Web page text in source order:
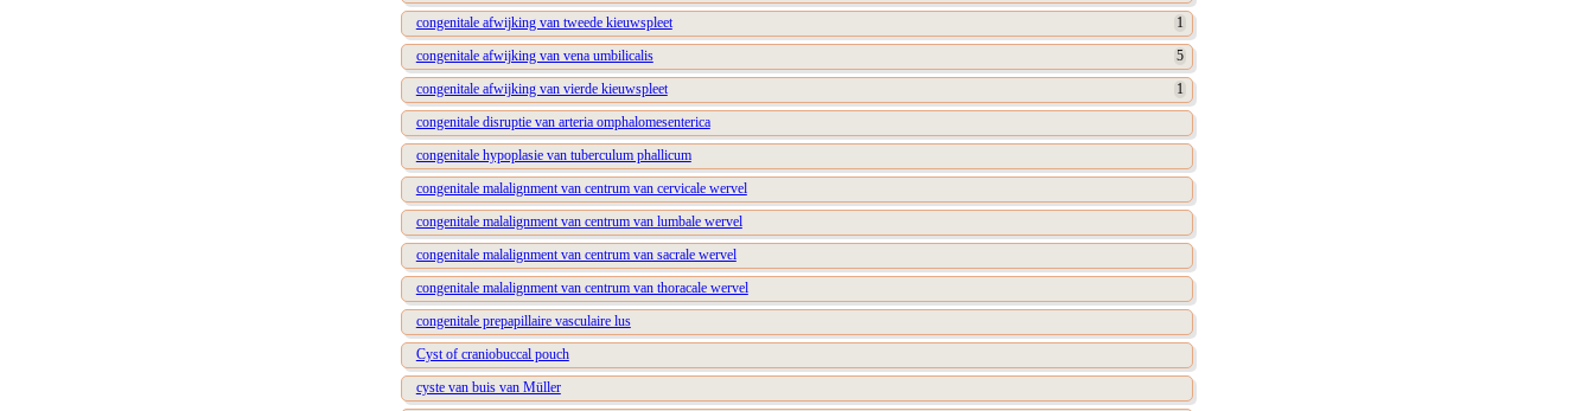
congenitale afwijking van tweede kieuwspleet
1
congenitale afwijking van vena umbilicalis
5
congenitale afwijking van vierde kieuwspleet
1
congenitale disruptie van arteria omphalomesenterica
congenitale hypoplasie van tuberculum phallicum
congenitale malalignment van centrum van cervicale wervel
congenitale malalignment van centrum van lumbale wervel
congenitale malalignment van centrum van sacrale wervel
congenitale malalignment van centrum van thoracale wervel
congenitale prepapillaire vasculaire lus
Cyst of craniobuccal pouch
cyste van buis van Müller